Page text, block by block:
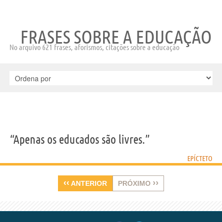
FRASES SOBRE A EDUCAÇÃO
No arquivo 621 frases, aforismos, citações sobre a educação
“Apenas os educados são livres.”
EPÍCTETO
‹‹ ANTERIOR PRÓXIMO ››